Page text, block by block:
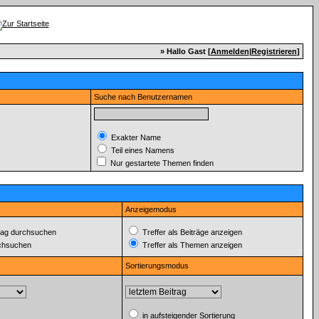
» Hallo Gast [Anmelden|Registrieren]
Suche nach Benutzernamen
Exakter Name
Teil eines Namens
Nur gestartete Themen finden
Anzeigemodus
durchsuchen
Treffer als Beiträge anzeigen
Treffer als Themen anzeigen
Sortierungsmodus
in aufsteigender Sortierung